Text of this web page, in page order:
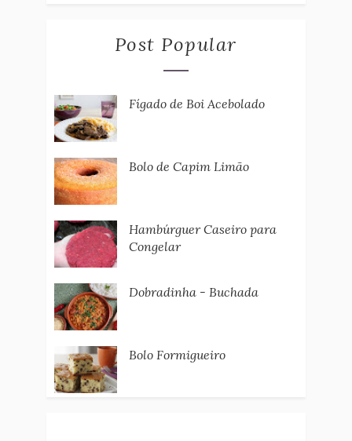
Post Popular
Fígado de Boi Acebolado
Bolo de Capim Limão
Hambúrguer Caseiro para
Congelar
Dobradinha - Buchada
Bolo Formigueiro